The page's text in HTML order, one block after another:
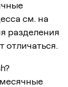
см. на
разделения
отличаться.